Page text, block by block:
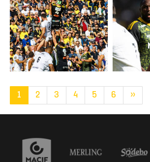
1 2 3 4 5 6 »